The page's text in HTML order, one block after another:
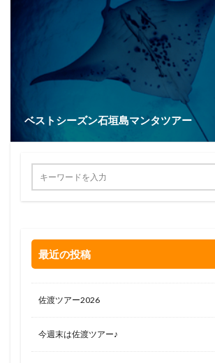
ベストシーズン石垣島マンタツアー
最近の投稿
佐渡ツアー2026
今週末は佐渡ツアー♪